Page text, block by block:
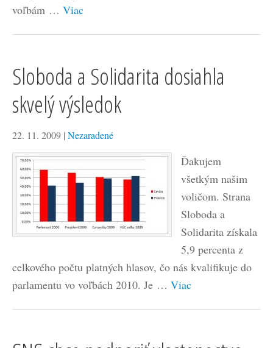
voľbám … Viac
Sloboda a Solidarita dosiahla
skvelý výsledok
22. 11. 2009 | Nezaradené
Ďakujem
všetkým našim
voličom. Strana
Sloboda a
Solidarita získala
5,9 percenta z
celkového počtu platných hlasov, čo nás kvalifikuje do
parlamentu vo voľbách 2010. Je … Viac